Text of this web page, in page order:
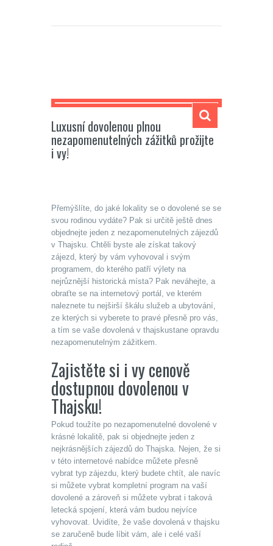
Luxusní dovolenou plnou
nezapomenutelných zážitků prožijte
i vy!
Přemýšlíte, do jaké lokality se o dovolené se se
svou rodinou vydáte? Pak si určitě ještě dnes
objednejte jeden z nezapomenutelných zájezdů
v Thajsku. Chtěli byste ale získat takový
zájezd, který by vám vyhovoval i svým
programem, do kterého patří výlety na
nejrůznější historická místa? Pak neváhejte, a
obraťte se na internetový portál, ve kterém
naleznete tu nejširší škálu služeb a ubytování,
ze kterých si vyberete to pravé přesně pro vás,
a tím se vaše dovolená v thajskustane opravdu
nezapomenutelným zážitkem.
Zajistěte si i vy cenově
dostupnou dovolenou v
Thajsku!
Pokud toužíte po nezapomenutelné dovolené v
krásné lokalitě, pak si objednejte jeden z
nejkrásnějších zájezdů do Thajska. Nejen, že si
v této internetové nabídce můžete přesně
vybrat typ zájezdu, který budete chtít, ale navíc
si můžete vybrat kompletní program na vaší
dovolené a zároveň si můžete vybrat i taková
letecká spojení, která vám budou nejvíce
vyhovovat. Uvidíte, že vaše dovolená v thajsku
se zaručeně bude líbit vám, ale i celé vaší